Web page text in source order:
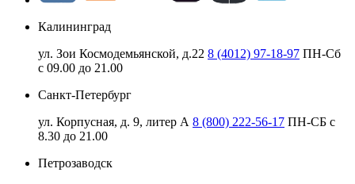
Калининград
ул. Зои Космодемьянской, д.22 8 (4012) 97-18-97 ПН-Сб
с 09.00 до 21.00
Санкт-Петербург
ул. Корпусная, д. 9, литер А 8 (800) 222-56-17 ПН-СБ с
8.30 до 21.00
Петрозаводск